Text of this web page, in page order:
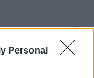
Personal
i
/ Kalorier af